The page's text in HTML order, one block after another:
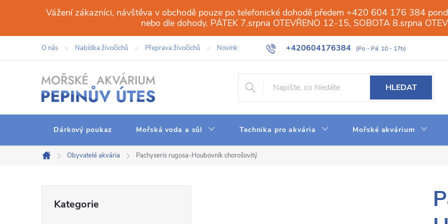
obsah
Vážení zákazníci, návštěva v obchodě pouze po telefonické dohodě předem +420 604 176 384
nebo dle dohody. PÁTEK 7.srpna OTEVŘENO 12-15, SOBOTA 8.srpna
+420604176384
O nás Nabídka živočichů Přeprava živočichů Novinky Galerie Obchod Web Slovník pojmů
HLEDAT
Dárkový poukaz Mořská voda a sůl Technika pro akvária Mořské akvárium
Domů
Obyvatelé akvária Pachyseris rugosa-Houbovník chorošovitý
kategorie
Kategorie